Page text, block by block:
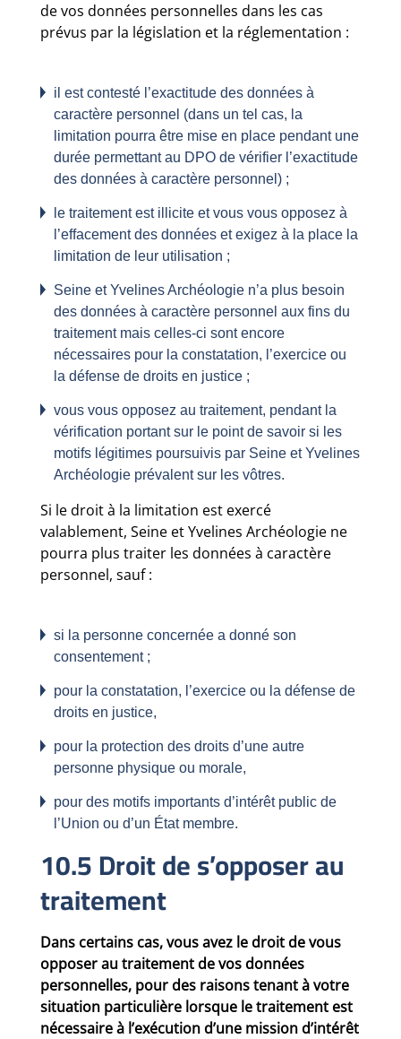
de vos données personnelles dans les cas
prévus par la législation et la réglementation :
il est contesté l’exactitude des données à
caractère personnel (dans un tel cas, la
limitation pourra être mise en place pendant une
durée permettant au DPO de vérifier l’exactitude
des données à caractère personnel) ;
le traitement est illicite et vous vous opposez à
l’effacement des données et exigez à la place la
limitation de leur utilisation ;
Seine et Yvelines Archéologie n’a plus besoin
des données à caractère personnel aux fins du
traitement mais celles-ci sont encore
nécessaires pour la constatation, l’exercice ou
la défense de droits en justice ;
vous vous opposez au traitement, pendant la
vérification portant sur le point de savoir si les
motifs légitimes poursuivis par Seine et Yvelines
Archéologie prévalent sur les vôtres.
Si le droit à la limitation est exercé
valablement, Seine et Yvelines Archéologie ne
pourra plus traiter les données à caractère
personnel, sauf :
si la personne concernée a donné son
consentement ;
pour la constatation, l’exercice ou la défense de
droits en justice,
pour la protection des droits d’une autre
personne physique ou morale,
pour des motifs importants d’intérêt public de
l’Union ou d’un État membre.
10.5 Droit de s’opposer au
traitement
Dans certains cas, vous avez le droit de vous
opposer au traitement de vos données
personnelles, pour des raisons tenant à votre
situation particulière lorsque le traitement est
nécessaire à l’exécution d’une mission d’intérêt